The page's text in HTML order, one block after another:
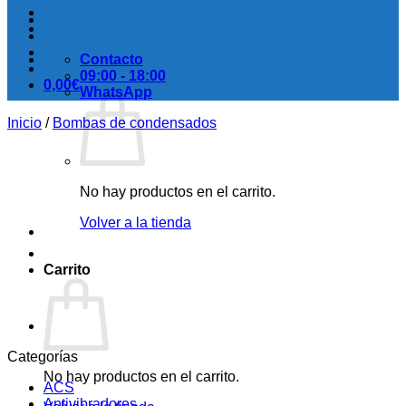
0,00€
No hay productos en el carrito.
Volver a la tienda
Carrito
No hay productos en el carrito.
Contacto
09:00 - 18:00
WhatsApp
Inicio / Bombas de condensados
Categorías
ACS